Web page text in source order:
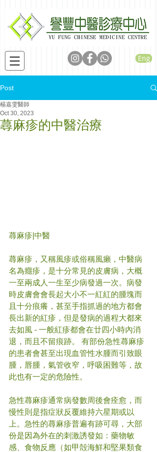
Eng
Post
蕁麻疹的中醫治療
楊嘉雯醫師
Oct 30, 2023
蕁麻疹|中醫
蕁麻疹，又稱風疹或俗稱風癩，中醫病
名為癮疹，是十分常見的皮膚病，大概
一至兩成人一生至少病發過一次。病發
時皮膚會會長起大小不一紅紅的腫塊而
且十分痕癢，甚至手指抓過的地方都會
長出新的紅疹，但是發病的過程大都來
去如風 - 一般紅疹都會在廿四小時內消
退，而且不留痕跡。 有部份急性蕁麻疹
的患者會甚至出現血管性水腫而引致眼
腫，唇腫，氣管收窄，呼吸困難等，故
此也有一定的危險性。
急性蕁麻疹通常病發數周後會痊愈，而
慢性則是指症狀反覆維持六星期或以
上。急性的蕁麻疹普遍有跡可尋，大部
份是因為外在的刺激誘發如：藥物敏
感、食物反應（如甲殻海鮮和堅果類食